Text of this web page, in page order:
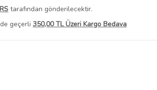
tarafından gönderilecektir.
geçerli 350,00 TL Üzeri Kargo Bedava
Görüntüle